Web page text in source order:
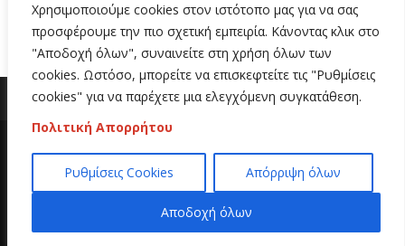
Χρησιμοποιούμε cookies στον ιστότοπο μας για να σας
προσφέρουμε την πιο σχετική εμπειρία. Κάνοντας κλικ στο
"Αποδοχή όλων", συναινείτε στη χρήση όλων των
cookies. Ωστόσο, μπορείτε να επισκεφτείτε τις "Ρυθμίσεις
cookies" για να παρέχετε μια ελεγχόμενη συγκατάθεση.
Πολιτική Απορρήτου
Ρυθμίσεις Cookies Απόρριψη όλων
Αποδοχή όλων
Copyright 2020 | All Rights Reserved | Κατασκευή
ιστοσελίδων
Hi Web